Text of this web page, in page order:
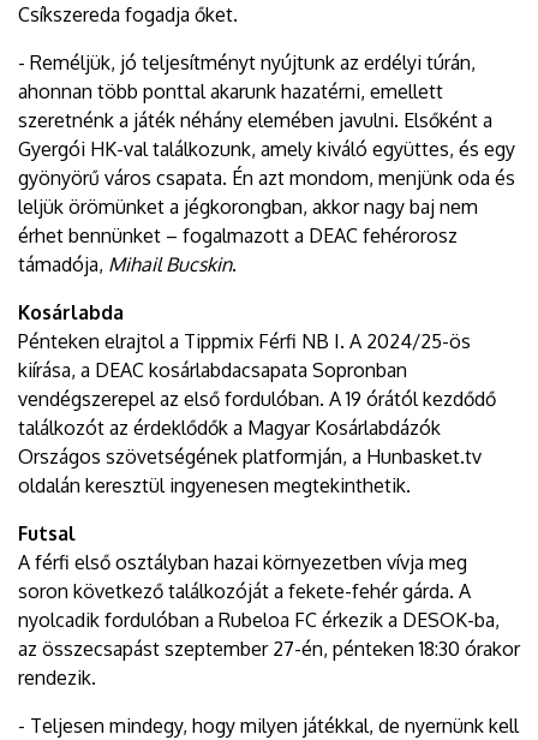
Csíkszereda fogadja őket.
- Reméljük, jó teljesítményt nyújtunk az erdélyi túrán,
ahonnan több ponttal akarunk hazatérni, emellett
szeretnénk a játék néhány elemében javulni. Elsőként a
Gyergói HK-val találkozunk, amely kiváló együttes, és egy
gyönyörű város csapata. Én azt mondom, menjünk oda és
leljük örömünket a jégkorongban, akkor nagy baj nem
érhet bennünket – fogalmazott a DEAC fehérorosz
támadója, Mihail Bucskin.
Kosárlabda
Pénteken elrajtol a Tippmix Férfi NB I. A 2024/25-ös
kiírása, a DEAC kosárlabdacsapata Sopronban
vendégszerepel az első fordulóban. A 19 órától kezdődő
találkozót az érdeklődők a Magyar Kosárlabdázók
Országos szövetségének platformján, a Hunbasket.tv
oldalán keresztül ingyenesen megtekinthetik.
Futsal
A férfi első osztályban hazai környezetben vívja meg
soron következő találkozóját a fekete-fehér gárda. A
nyolcadik fordulóban a Rubeloa FC érkezik a DESOK-ba,
az összecsapást szeptember 27-én, pénteken 18:30 órakor
rendezik.
- Teljesen mindegy, hogy milyen játékkal, de nyernünk kell